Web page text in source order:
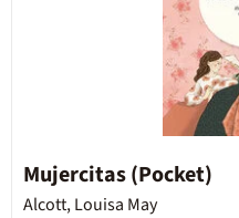
Mujercitas (Pocket)
Alcott, Louisa May